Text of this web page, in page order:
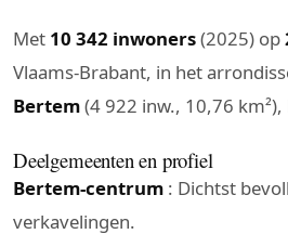
Met 10 342 inwoners(2025) op
Vlaams-Brabant, in het
Bertem(4 922 inw., 10,76 km²),
Deelgemeenten en profiel
Bertem-centrum : Dichtst
verkavelingen.